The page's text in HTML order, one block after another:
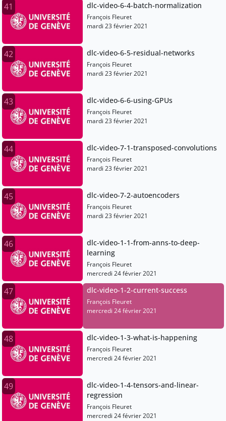
41 dlc-video-6-4-batch-normalization
François Fleuret
mardi 23 février 2021
42 dlc-video-6-5-residual-networks
François Fleuret
mardi 23 février 2021
43 dlc-video-6-6-using-GPUs
François Fleuret
mardi 23 février 2021
44 dlc-video-7-1-transposed-convolutions
François Fleuret
mardi 23 février 2021
45 dlc-video-7-2-autoencoders
François Fleuret
mardi 23 février 2021
46
dlc-video-1-1-from-anns-to-deep-
learning
François Fleuret
mercredi 24 février 2021
47 dlc-video-1-2-current-success
François Fleuret
mercredi 24 février 2021
48 dlc-video-1-3-what-is-happening
François Fleuret
mercredi 24 février 2021
49
dlc-video-1-4-tensors-and-linear-
regression
François Fleuret
mercredi 24 février 2021